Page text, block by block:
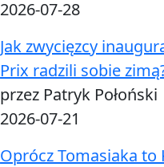
2026-07-28
Jak zwycięzcy
Prix radzili sobie
przez Patryk Połoński
2026-07-21
Oprócz Tomasiaka to